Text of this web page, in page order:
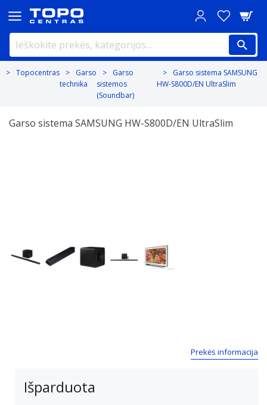
Topocentras
Garso
technika
Garso
sistemos
(Soundbar)
Garso sistema SAMSUNG
HW-S800D/EN UltraSlim
Garso sistema SAMSUNG HW-S800D/EN UltraSlim
Prekės informacija
Išparduota